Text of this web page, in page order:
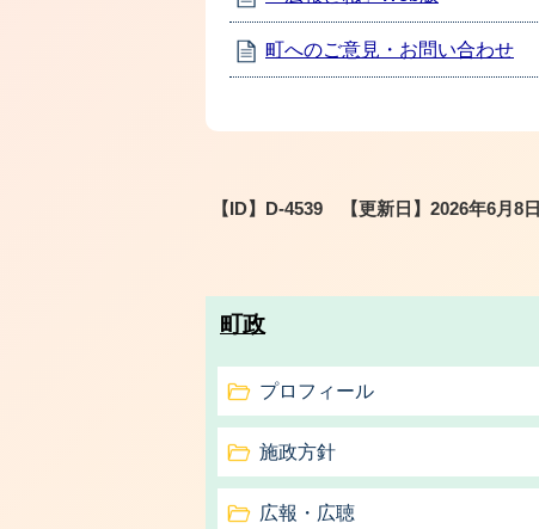
町へのご意見・お問い合わせ
【ID】 D-4539 【更新日】 2026年6月8日
町政
プロフィール
施政方針
広報・広聴